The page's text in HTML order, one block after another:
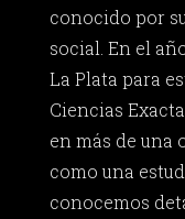
conocido por
social. En el
La Plata para
Ciencias
en más de una
como una
conocemos